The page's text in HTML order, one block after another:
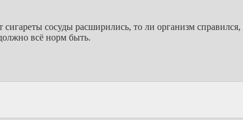
сосуды расширились, то ли организм
всё норм быть.